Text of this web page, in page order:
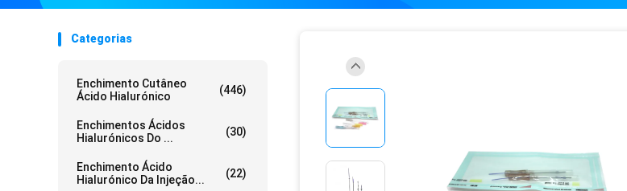
Categorias
Enchimento Cutâneo
Ácido Hialurónico
(446)
Enchimentos Ácidos
Hialurónicos Do ...
(30)
Enchimento Ácido
Hialurónico Da Injeção...
(22)